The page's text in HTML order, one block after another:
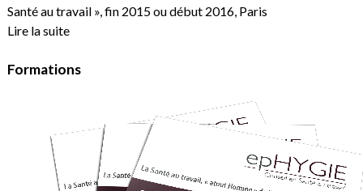
Santé au travail », fin 2015 ou début 2016, Paris
Lire la suite
Formations